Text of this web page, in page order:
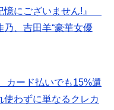
憶にございません!』
、吉田羊“豪華女優
カード払いでも15%還
わずに単なるクレカ